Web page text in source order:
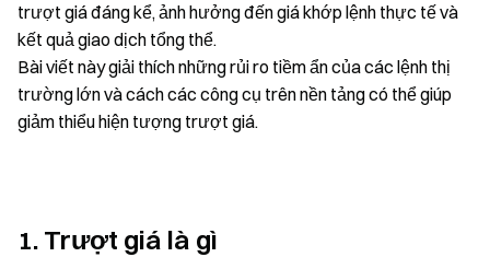
trượt giá đáng kể, ảnh hưởng đến giá khớp lệnh thực tế và
kết quả giao dịch tổng thể.
Bài viết này giải thích những rủi ro tiềm ẩn của các lệnh thị
trường lớn và cách các công cụ trên nền tảng có thể giúp
giảm thiểu hiện tượng trượt giá.
1. Trượt giá là gì